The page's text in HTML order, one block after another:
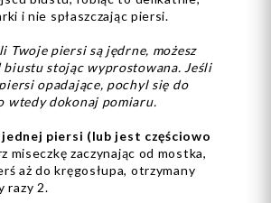
i nie spłaszczając piersi.
Twoje piersi są jędrne, możesz
biustu stojąc wyprostowana. Jeśli
opadające, pochyl się do
wtedy dokonaj pomiaru.
jednej piersi (lub jest częściowo
miseczkę zaczynając od mostka,
aż do kręgosłupa, otrzymany
razy 2.